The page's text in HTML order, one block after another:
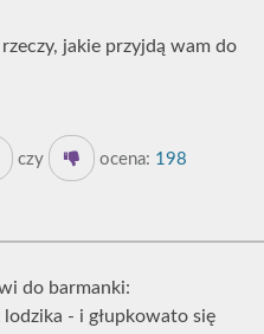
jakie przyjdą wam do
czy ocena: 198
do barmanki:
- i głupkowato się